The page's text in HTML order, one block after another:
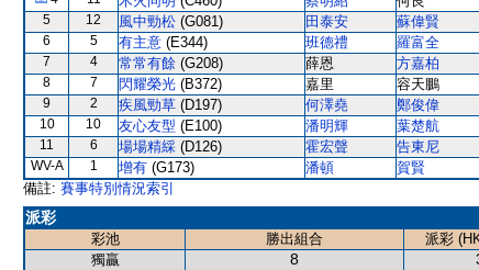
5
12 風中勁松 (G081) 田泰安 蘇偉賢
6
5 有主意 (E344) 班德禮 羅富全
7
4 常常有餘 (G208) 薛恩 方嘉柏
8
7 閃耀榮光 (B372) 嘉里 容天鵬
9
2 疾風勁草 (D197) 何澤堯 鄭俊偉
10
10 友心友型 (E100) 潘明輝 葉楚航
11
6 場場精綵 (D126) 霍宏聲 告東尼
WV-A
1 增有 (G173) 潘頓 賀賢
備註: 賽事特別情況索引
派彩
彩池 勝出組合
派彩
獨贏
8